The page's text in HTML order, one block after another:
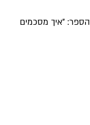
את יציאת הספר: "איך מסכמים